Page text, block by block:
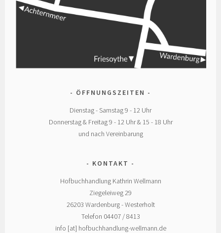
ÖFFNUNGSZEITEN
Dienstag - Samstag 9 - 12 Uhr
Donnerstag & Freitag 9 - 12 Uhr & 15 - 18 Uhr
und nach Vereinbarung
KONTAKT
Hofbuchhandlung Kathrin Wellmann
Ziegeleiweg 29
26203 Wardenburg - Westerholt
Telefon 04407 / 8413
info [at] hofbuchhandlung-wellmann.de